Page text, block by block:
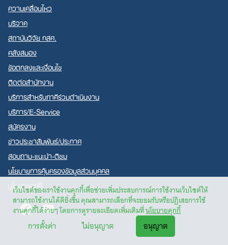
เว็บไซต์ของเราใช้งานคุกกี้เพื่อช่วยเพิ่มประสบการณ์การใช้งานเว็บไซต์ให้
สามารถใช้งานได้ดียิ่งขึ้น คุณสามารถเลือกที่จะยอมรับหรือปฏิเสธการใช้
งานคุกกี้ได้ง่ายๆ โดยการดูรายละเอียดเพิ่มเติมที่นโยบายคุกกี้
การตั้งค่า ไม่อนุญาต อนุญาต
ความเคลื่อนไหว
บริจาค
สถาบันวิจัย กสศ.
คลังสมอง
ข้อตกลงและเงื่อนไข
ติดต่อสำนักงาน
บริการสำหรับภาคีร่วมดำเนินงาน
บริการ/E-Service
สมัครงาน
ข่าวประชาสัมพันธ์/ประกาศ
สอบถาม-แนะนำ-ติชม
นโยบายการคุ้มครองข้อมูลส่วนบุคคล
นโยบายคุกกี้
FacebookYoutube